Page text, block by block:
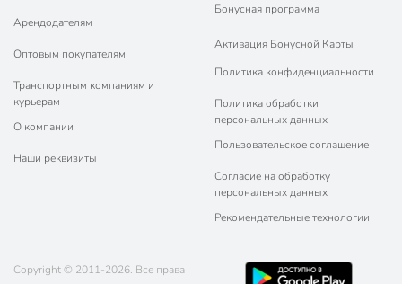
Арендодателям
Оптовым покупателям
Транспортным компаниям и
курьерам
О компании
Наши реквизиты
Бонусная программа
Активация Бонусной Карты
Политика конфиденциальности
Политика обработки
персональных данных
Пользовательское соглашение
Согласие на обработку
персональных данных
Рекомендательные технологии
Copyright © 2011-2026. Все права